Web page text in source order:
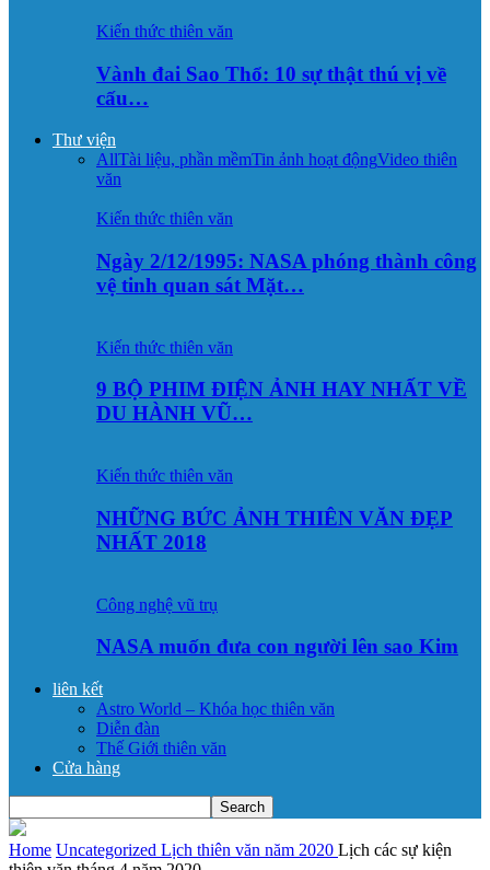
Kiến thức thiên văn
Vành đai Sao Thổ: 10 sự thật thú vị về
cấu…
Thư viện
AllTài liệu, phần mềmTin ảnh hoạt độngVideo thiên
văn
Kiến thức thiên văn
Ngày 2/12/1995: NASA phóng thành công
vệ tinh quan sát Mặt…
Kiến thức thiên văn
9 BỘ PHIM ĐIỆN ẢNH HAY NHẤT VỀ
DU HÀNH VŨ…
Kiến thức thiên văn
NHỮNG BỨC ẢNH THIÊN VĂN ĐẸP
NHẤT 2018
Công nghệ vũ trụ
NASA muốn đưa con người lên sao Kim
liên kết
Astro World – Khóa học thiên văn
Diễn đàn
Thế Giới thiên văn
Cửa hàng
Home Uncategorized Lịch thiên văn năm 2020 Lịch các sự kiện